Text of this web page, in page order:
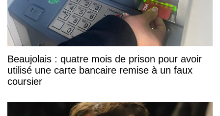
Beaujolais : quatre mois de prison pour avoir
utilisé une carte bancaire remise à un faux
coursier